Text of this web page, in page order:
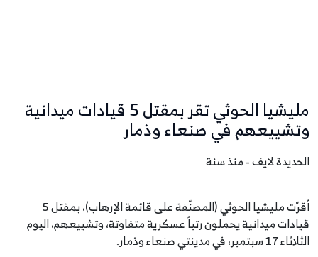
مليشيا الحوثي تقر بمقتل 5 قيادات ميدانية
وتشييعهم في صنعاء وذمار
الحديدة لايف - منذ سنة
أقرّت مليشيا الحوثي (المصنّفة على قائمة الإرهاب)، بمقتل 5
قيادات ميدانية يحملون رتباً عسكرية متفاوتة، وتشييعهم، اليوم
الثلاثاء 17 سبتمبر، في مدينتي صنعاء وذمار.